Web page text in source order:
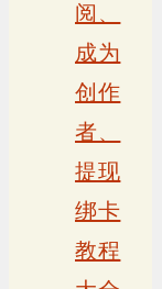
阅、
成为
创作
者、
提现
绑卡
教程